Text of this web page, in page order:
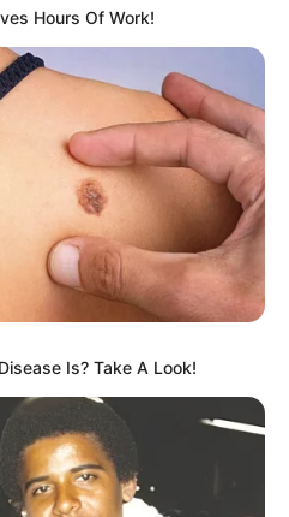
Bikin
Hours Of Work!
Is? Take A Look!